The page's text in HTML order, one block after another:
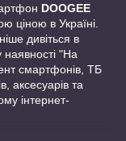
DOOGEE
ціною в Україні.
дивіться в
наявності "На
смартфонів, ТБ
аксесуарів та
інтернет-